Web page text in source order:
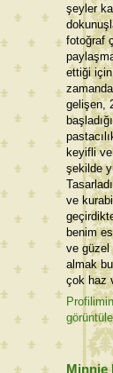
şeyler
fotoğraf
ettiği için
gelişen,
keyifli
şekilde
ve
benim
ve güzel
almak
çok haz
görüntüle
Minnie